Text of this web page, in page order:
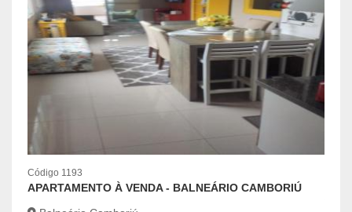
Código 1193
APARTAMENTO À VENDA - BALNEÁRIO CAMBORIÚ